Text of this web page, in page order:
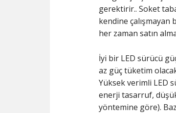
gerektirir.. Soket
kendine çalışmayan
her zaman satın
İyi bir LED sürücü
az güç tüketim
Yüksek verimli LED
enerji tasarruf,
yöntemine göre).